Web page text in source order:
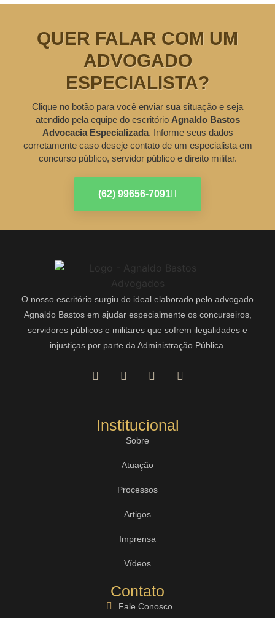
QUER FALAR COM UM
ADVOGADO
ESPECIALISTA?
Clique no botão para você enviar sua situação e seja
atendido pela equipe do escritório Agnaldo Bastos
Advocacia Especializada. Informe seus dados
corretamente caso deseje contato de um especialista em
concurso público, servidor público e direito militar.
(62) 99656-7091
O nosso escritório surgiu do ideal elaborado pelo advogado
Agnaldo Bastos em ajudar especialmente os concurseiros,
servidores públicos e militares que sofrem ilegalidades e
injustiças por parte da Administração Pública.
Institucional
Sobre
Atuação
Processos
Artigos
Imprensa
Vídeos
Contato
Fale Conosco